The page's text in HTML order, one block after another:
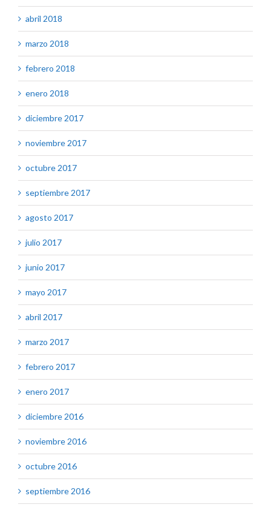
abril 2018
marzo 2018
febrero 2018
enero 2018
diciembre 2017
noviembre 2017
octubre 2017
septiembre 2017
agosto 2017
julio 2017
junio 2017
mayo 2017
abril 2017
marzo 2017
febrero 2017
enero 2017
diciembre 2016
noviembre 2016
octubre 2016
septiembre 2016